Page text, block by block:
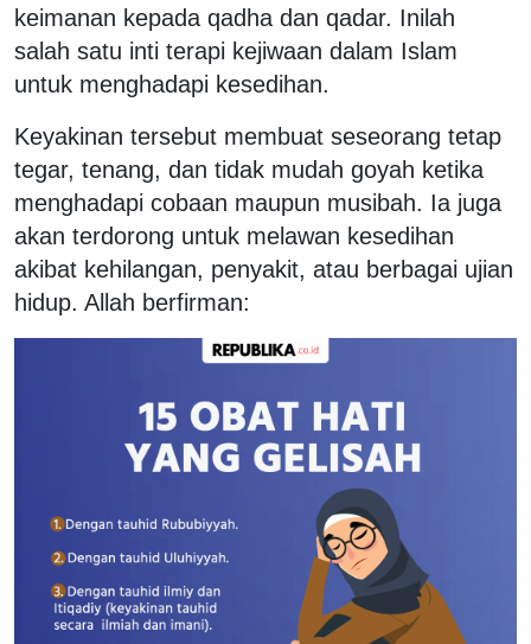
keimanan kepada qadha dan qadar. Inilah
salah satu inti terapi kejiwaan dalam Islam
untuk menghadapi kesedihan.
Keyakinan tersebut membuat seseorang tetap
tegar, tenang, dan tidak mudah goyah ketika
menghadapi cobaan maupun musibah. Ia juga
akan terdorong untuk melawan kesedihan
akibat kehilangan, penyakit, atau berbagai ujian
hidup. Allah berfirman: